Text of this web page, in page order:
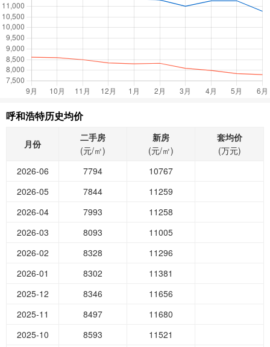
呼和浩特历史均价
月份
二手房
(元/㎡)
新房
(元/㎡)
套均价
(万元)
2026-06
7794
10767
2026-05
7844
11259
2026-04
7993
11258
2026-03
8093
11005
2026-02
8328
11296
2026-01
8302
11381
2025-12
8346
11656
2025-11
8497
11680
2025-10
8593
11521